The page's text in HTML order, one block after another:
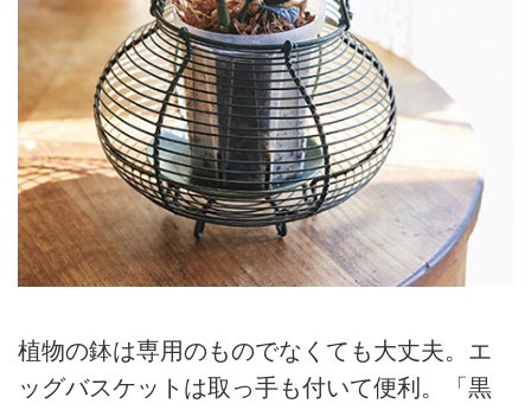
植物の鉢は専用のものでなくても大丈夫。エ
ッグバスケットは取っ手も付いて便利。「黒